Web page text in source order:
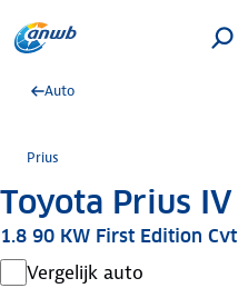
Auto
Prius
Toyota Prius IV
1.8 90 KW First Edition Cvt
Vergelijk auto